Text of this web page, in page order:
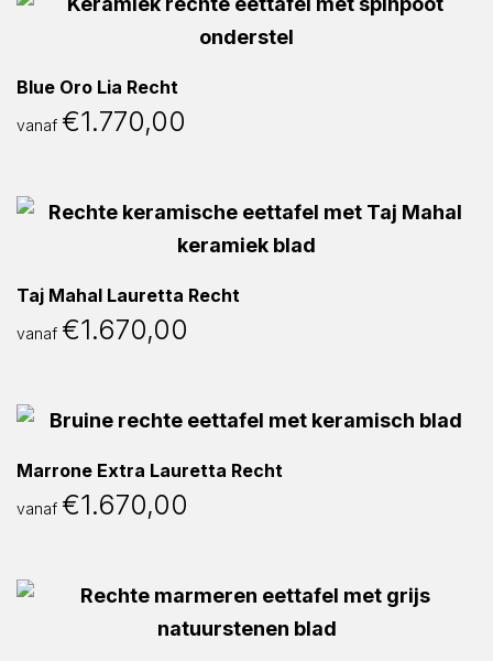
Blue Oro Lia Recht
vanaf €1.770,00
Taj Mahal Lauretta Recht
vanaf €1.670,00
Marrone Extra Lauretta Recht
vanaf €1.670,00